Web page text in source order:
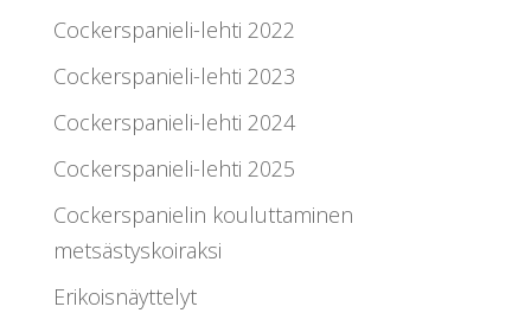
Cockerspanieli-lehti 2022
Cockerspanieli-lehti 2023
Cockerspanieli-lehti 2024
Cockerspanieli-lehti 2025
Cockerspanielin kouluttaminen
metsästyskoiraksi
Erikoisnäyttelyt